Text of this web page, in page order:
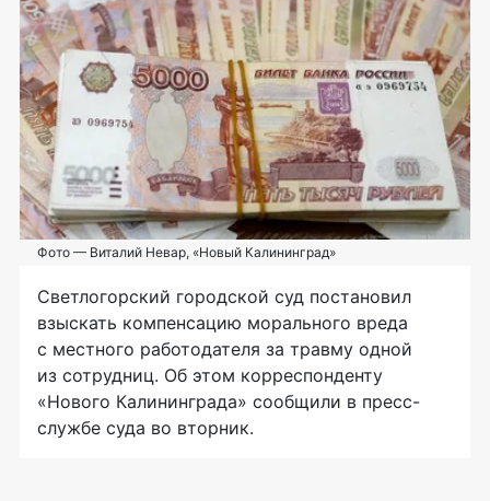
Фото — Виталий Невар, «Новый Калининград»
Светлогорский городской суд постановил
взыскать компенсацию морального вреда
с местного работодателя за травму одной
из сотрудниц. Об этом корреспонденту
«Нового Калининграда» сообщили в пресс-
службе суда во вторник.